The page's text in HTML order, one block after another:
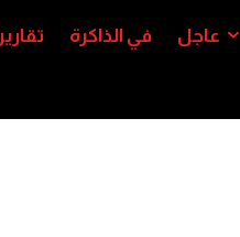
عاجل في الذاكرة تقارير